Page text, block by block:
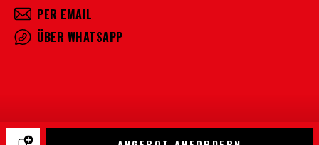
PER EMAIL
ÜBER WHATSAPP